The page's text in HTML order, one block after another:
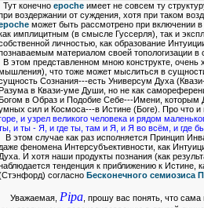
Тут конечно epocheимеет не совсем ту
воздержании от суждения, хотя при таком
может быть рассмотрено при включении в
имплицитным (в смысле Гуссерля), так и
личностью, как образование
материалом своей топологизации в
В этом представленном мною конструкте,
что тоже может мыслиться в
Сознания---есть Универсум Духа
Разума в Квази-уме Души, но не как
Богом в Образ и Подобие Себе---Имени, которым
сил и Космоса---в Истине (Боге). Про что и
и узрел великого человека и рядом
и ты - Я, и где ты, там и Я, и Я во всём, и где
В этом случае как раз исполняется Принцип
даже феномена Интерсубъективности, как
Духа. И хотя наши продукты познания (как
тенденция к приближению к Истине,
согласно Бесконечного семиозиса
Уважаемая, Pipa, прошу вас понять, что сама